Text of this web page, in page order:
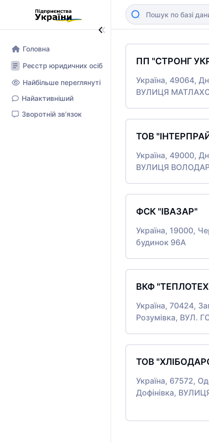
Головна
Реєстр юридичних осіб
Найбільше переглянуті
Найактивніший
Зворотній зв'язок
ПП "СТРОНГ
Україна, 49064,
ВУЛИЦЯ
ТОВ
Україна, 49000,
ВУЛИЦЯ
ФСК "ІВАЗАР"
Україна, 19000,
будинок 96А
ВКФ
Україна, 70424,
Розумівка, ВУЛ.
ТОВ
Україна, 67572,
Дофінівка,